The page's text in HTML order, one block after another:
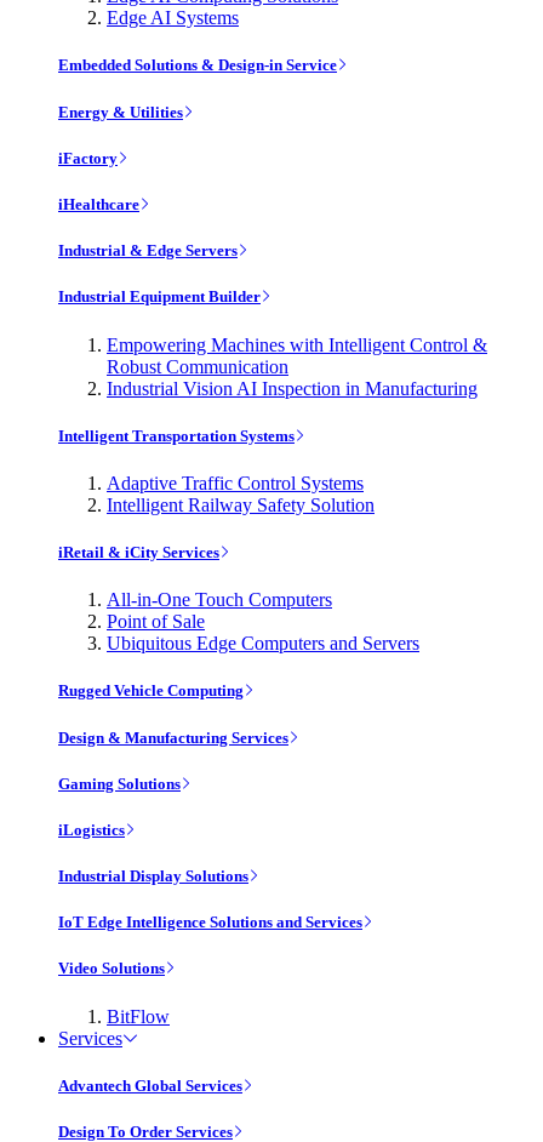
Edge AI Systems
Embedded Solutions & Design-in Service
Energy & Utilities
iFactory
iHealthcare
Industrial & Edge Servers
Industrial Equipment Builder
Empowering Machines with Intelligent Control &
Robust Communication
Industrial Vision AI Inspection in Manufacturing
Intelligent Transportation Systems
Adaptive Traffic Control Systems
Intelligent Railway Safety Solution
iRetail & iCity Services
All-in-One Touch Computers
Point of Sale
Ubiquitous Edge Computers and Servers
Rugged Vehicle Computing
Design & Manufacturing Services
Gaming Solutions
iLogistics
Industrial Display Solutions
IoT Edge Intelligence Solutions and Services
Video Solutions
BitFlow
Services
Advantech Global Services
Design To Order Services